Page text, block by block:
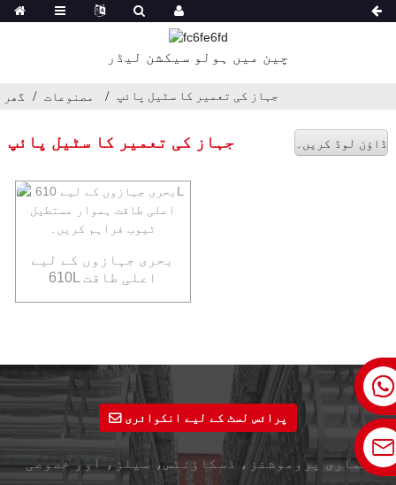
چین میں ہولو سیکشن لیڈر
گھر مصنوعات جہاز کی تعمیر کا سٹیل پائپ
جہاز کی تعمیر کا سٹیل پائپ ڈاؤن لوڈ کریں۔
بحری جہازوں کے لیے
610L اعلی طاقت
پرائس لسٹ کے لیے انکوائری
ہماری پروموشنز، ڈسکاؤنٹس، سیلز، اور خصوصی